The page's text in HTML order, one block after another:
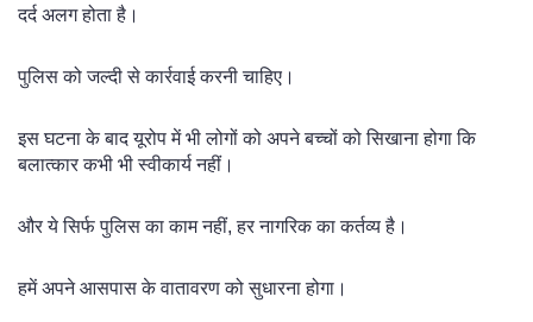
दर्द अलग होता है।
पुलिस को जल्दी से कार्रवाई करनी चाहिए।
इस घटना के बाद यूरोप में भी लोगों को अपने बच्चों को सिखाना होगा कि
बलात्कार कभी भी स्वीकार्य नहीं।
और ये सिर्फ पुलिस का काम नहीं, हर नागरिक का कर्तव्य है।
हमें अपने आसपास के वातावरण को सुधारना होगा।